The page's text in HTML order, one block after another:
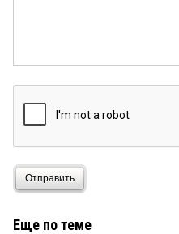
Отправить
Еще по теме